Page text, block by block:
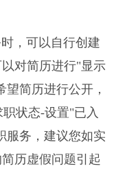
，可以自行创建
对简历进行"显示
简历进行公开，
状态-设置"已入
服务，建议您如实
历虚假问题引起